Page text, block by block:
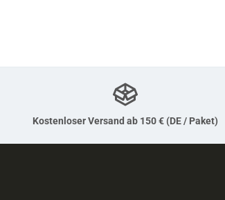
Kostenloser Versand ab 150 € (DE / Paket)